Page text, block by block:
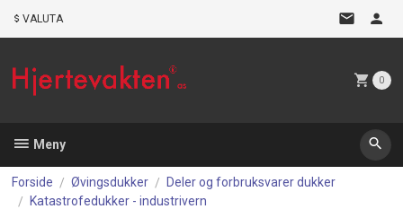
VALUTA
0
Meny
Forside Øvingsdukker
Deler og forbruksvarer dukker
Katastrofedukker - industrivern